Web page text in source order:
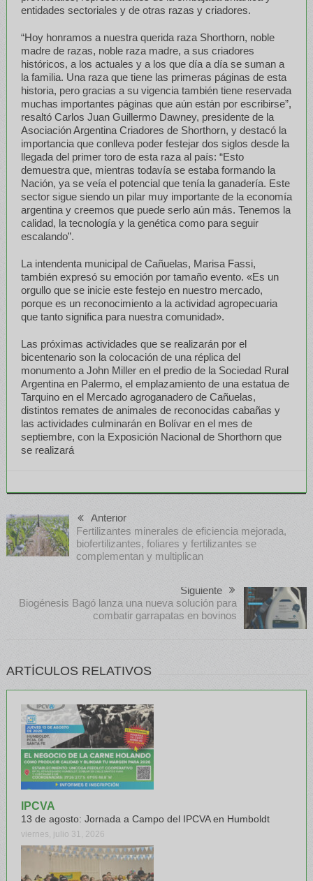
entidades sectoriales y de otras razas y criadores.
“Hoy honramos a nuestra querida raza Shorthorn, noble
madre de razas, noble raza madre, a sus criadores
históricos, a los actuales y a los que día a día se suman a
la familia. Una raza que tiene las primeras páginas de esta
historia, pero gracias a su vigencia también tiene reservada
muchas importantes páginas que aún están por escribirse”,
resaltó Carlos Juan Guillermo Dawney, presidente de la
Asociación Argentina Criadores de Shorthorn, y destacó la
importancia que conlleva poder festejar dos siglos desde la
llegada del primer toro de esta raza al país: “Esto
demuestra que, mientras todavía se estaba formando la
Nación, ya se veía el potencial que tenía la ganadería. Este
sector sigue siendo un pilar muy importante de la economía
argentina y creemos que puede serlo aún más. Tenemos la
calidad, la tecnología y la genética como para seguir
escalando”.
La intendenta municipal de Cañuelas, Marisa Fassi,
también expresó su emoción por tamaño evento. «Es un
orgullo que se inicie este festejo en nuestro mercado,
porque es un reconocimiento a la actividad agropecuaria
que tanto significa para nuestra comunidad».
Las próximas actividades que se realizarán por el
bicentenario son la colocación de una réplica del
monumento a John Miller en el predio de la Sociedad Rural
Argentina en Palermo, el emplazamiento de una estatua de
Tarquino en el Mercado agroganadero de Cañuelas,
distintos remates de animales de reconocidas cabañas y
las actividades culminarán en Bolívar en el mes de
septiembre, con la Exposición Nacional de Shorthorn que
se realizará
Anterior
Fertilizantes minerales de eficiencia mejorada,
biofertilizantes, foliares y fertilizantes se
complementan y multiplican
Siguiente
Biogénesis Bagó lanza una nueva solución para
combatir garrapatas en bovinos
ARTÍCULOS RELATIVOS
IPCVA
13 de agosto: Jornada a Campo del IPCVA en Humboldt
viernes, julio 31, 2026